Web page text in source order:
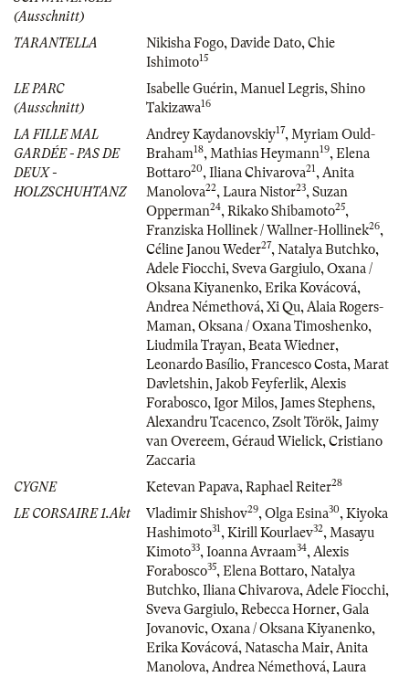
(Ausschnitt)
TARANTELLA
Nikisha Fogo, Davide Dato, Chie
Ishimoto15
LE PARC
(Ausschnitt)
Isabelle Guérin, Manuel Legris, Shino
Takizawa16
LA FILLE MAL
GARDÉE - PAS DE
DEUX -
HOLZSCHUHTANZ
Andrey Kaydanovskiy17, Myriam Ould-
Braham18, Mathias Heymann19, Elena
Bottaro20, Iliana Chivarova21, Anita
Manolova22, Laura Nistor23, Suzan
Opperman24, Rikako Shibamoto25,
Franziska Hollinek / Wallner-Hollinek26,
Céline Janou Weder27, Natalya Butchko,
Adele Fiocchi, Sveva Gargiulo, Oxana /
Oksana Kiyanenko, Erika Kovácová,
Andrea Némethová, Xi Qu, Alaia Rogers-
Maman, Oksana / Oxana Timoshenko,
Liudmila Trayan, Beata Wiedner,
Leonardo Basílio, Francesco Costa, Marat
Davletshin, Jakob Feyferlik, Alexis
Forabosco, Igor Milos, James Stephens,
Alexandru Tcacenco, Zsolt Török, Jaimy
van Overeem, Géraud Wielick, Cristiano
Zaccaria
CYGNE
Ketevan Papava, Raphael Reiter28
LE CORSAIRE 1.Akt Vladimir Shishov29, Olga Esina30, Kiyoka
Hashimoto31, Kirill Kourlaev32, Masayu
Kimoto33, Ioanna Avraam34, Alexis
Forabosco35, Elena Bottaro, Natalya
Butchko, Iliana Chivarova, Adele Fiocchi,
Sveva Gargiulo, Rebecca Horner, Gala
Jovanovic, Oxana / Oksana Kiyanenko,
Erika Kovácová, Natascha Mair, Anita
Manolova, Andrea Némethová, Laura